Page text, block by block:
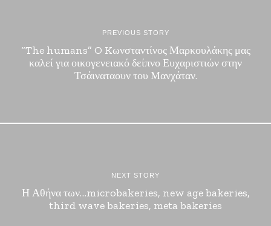
PREVIOUS STORY
“The humans” O Kωνσταντίνος Μαρκουλάκης μας
καλεί για οικογενειακό δείπνο Ευχαριστιών στην
Τσάιναταουν του Μανχάταν.
NEXT STORY
Η Αθήνα των…microbakeries, new age bakeries,
third wave bakeries, meta bakeries